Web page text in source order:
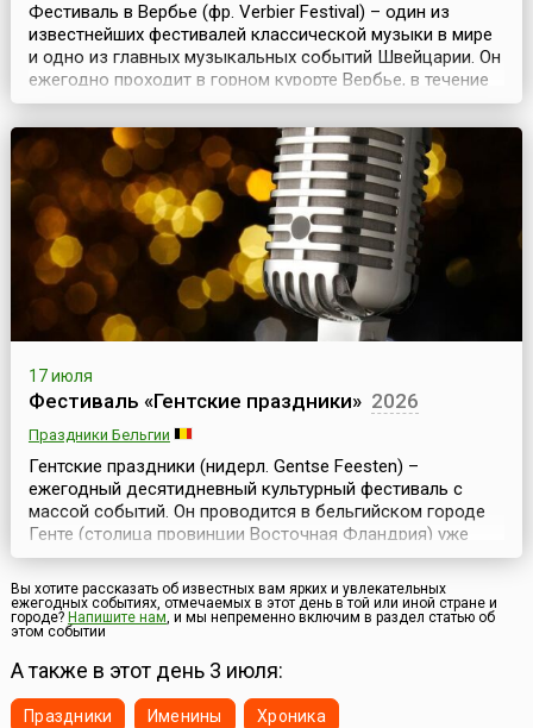
Фестиваль в Вербье (фр. Verbier Festival) – один из
известнейших фестивалей классической музыки в мире
и одно из главных музыкальных событий Швейцарии. Он
ежегодно проходит в горном курорте Вербье, в течение
двух недель во второй половине июля.Фестиваль
возник в этом небольшом городке, в самом сердце
Швейцарских Альп, в 1994 году. Его создателем и
художественным руководителем стал Мартин Тайсо...
17 июля
Фестиваль «Гентские праздники» 2026
Праздники Бельгии
Гентские праздники (нидерл. Gentse Feesten) –
ежегодный десятидневный культурный фестиваль с
массой событий. Он проводится в бельгийском городе
Генте (столица провинции Восточная Фландрия) уже
более 160 лет и считается одним из самых крупных и
интересных в Европе. Программа включает бесплатные
музыкальные выступления, открытые уроки танцев,
выступления уличных театров и многое другое.
Вы хотите рассказать об известных вам ярких и увлекательных
ежегодных событиях, отмечаемых в этот день в той или иной стране и
городе? Напишите нам, и мы непременно включим в раздел статью об
этом событии
А также в этот день 3 июля:
Праздники Именины Хроника